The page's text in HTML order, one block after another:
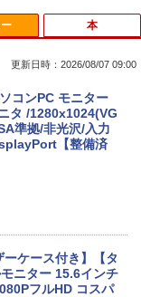
VGN-C61HB Celer
リ WindowsVista
クPC [96463]
・充電器付き】Le
2nd Gen 81M
曜日以外即日発
更新日時：2026/08/07 09:00
コンPC モニター
タ /1280x1024(VG
準拠/非光沢/入力
【整備済
ーケース付き】【タ
ニター 15.6インチ
フルHD コスパ
本